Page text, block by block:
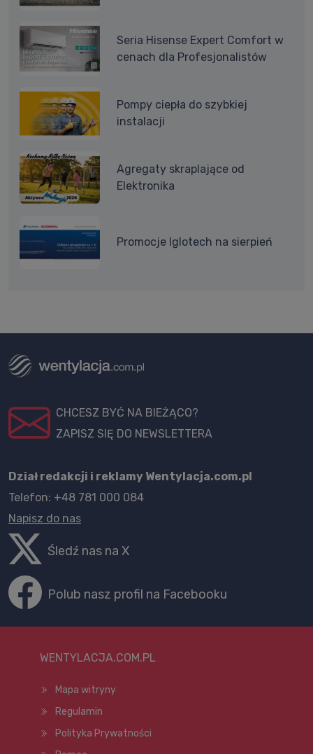
Seria Hisense Expert Comfort w
cenach dla Profesjonalistów
Pompy ciepła do szybkiej
instalacji
Agregaty skraplające od
Elektronika
Promocje Iglotech na sierpień
CHCESZ BYĆ NA BIEŻĄCO?
ZAPISZ SIĘ DO NEWSLETTERA
Dział redakcji i reklamy Wentylacja.com.pl
Telefon: +48 781 000 084
Napisz do nas
Śledź nas na X
Polub nasz profil na Facebooku
WENTYLACJA.COM.PL
Mapa witryny
Regulamin
Polityka Prywatności